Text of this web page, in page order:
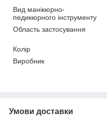
Вид манікюрно-
педикюрного інструменту
Область застосування
Колір
Виробник
Умови доставки